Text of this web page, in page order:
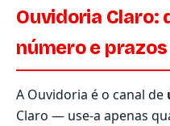
Ouvidoria Claro:
número e prazos
A Ouvidoria é o canal de
Claro — use-a apenas